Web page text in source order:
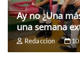
Ay no ¿Una
una semana
Redaccion 10